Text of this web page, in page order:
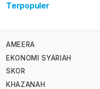
Terpopuler
AMEERA
EKONOMI SYARIAH
SKOR
KHAZANAH